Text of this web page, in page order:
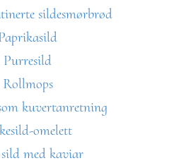
sildesmørbrød
Purresild
Rollmops
kuvertanretning
omelett
med kaviar